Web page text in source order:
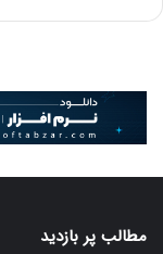
مطالب پر بازدید